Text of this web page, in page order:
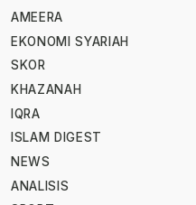
AMEERA
EKONOMI SYARIAH
SKOR
KHAZANAH
IQRA
ISLAM DIGEST
NEWS
ANALISIS